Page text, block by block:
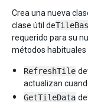
Crea una nueva
clase útil de
requerido para su
métodos habituales
RefreshTile
actualizan
GetTileData